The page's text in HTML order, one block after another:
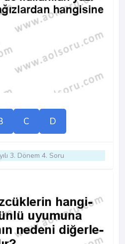
C D
3. Dönem 4. Soru